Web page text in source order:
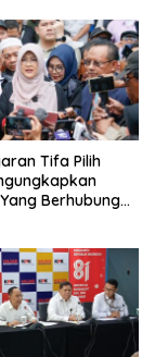
Tifa Pilih
Berhubungan